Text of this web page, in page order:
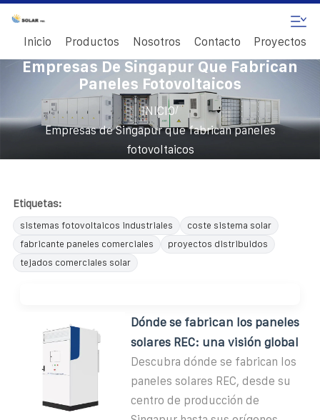
Inicio Productos Nosotros Contacto Proyectos
Empresas De Singapur Que Fabrican
Paneles Fotovoltaicos
INICIO/
Empresas de Singapur que fabrican paneles
fotovoltaicos
Etiquetas:
sistemas fotovoltaicos industriales
coste sistema solar
fabricante paneles comerciales
proyectos distribuidos
tejados comerciales solar
Dónde se fabrican los paneles
solares REC: una visión global
Descubra dónde se fabrican los
paneles solares REC, desde su
centro de producción de